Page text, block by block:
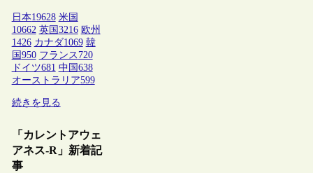
日本19628 米国
10662 英国 3216 欧州
1426 カナダ1069 韓
国 950 フランス 720
ドイツ681 中国 638
オーストラリア599
続きを見る
「カレントアウェ
アネス-R」新着記
事